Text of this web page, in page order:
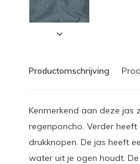
Productomschrijving
Kenmerkend aan deze jas
regenponcho. Verder
drukknopen. De jas heeft
water uit je ogen houdt.